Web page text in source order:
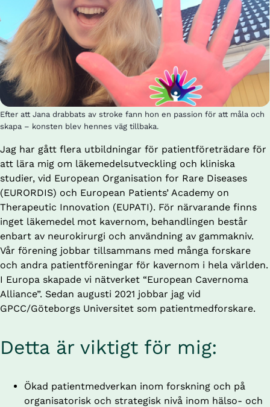
Efter att Jana drabbats av stroke fann hon en passion för att måla och
skapa – konsten blev hennes väg tillbaka.
Jag har gått flera utbildningar för patientföreträdare för
att lära mig om läkemedelsutveckling och kliniska
studier, vid European Organisation for Rare Diseases
(EURORDIS) och European Patients’ Academy on
Therapeutic Innovation (EUPATI). För närvarande finns
inget läkemedel mot kavernom, behandlingen består
enbart av neurokirurgi och användning av gammakniv.
Vår förening jobbar tillsammans med många forskare
och andra patientföreningar för kavernom i hela världen.
I Europa skapade vi nätverket “European Cavernoma
Alliance”. Sedan augusti 2021 jobbar jag vid
GPCC/Göteborgs Universitet som patientmedforskare.
Detta är viktigt för mig:
Ökad patientmedverkan inom forskning och på
organisatorisk och strategisk nivå inom hälso- och